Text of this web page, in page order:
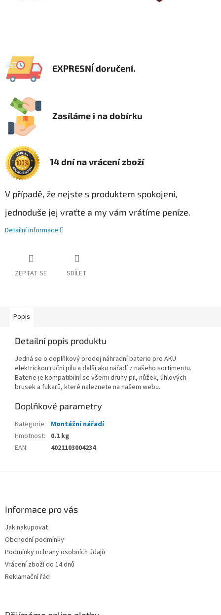
EXPRESNÍ doručení.
Zasíláme i na dobírku
14 dní na vrácení zboží
V případě, že nejste s produktem spokojeni,
jednoduše jej vraťte a my vám vrátíme peníze.
Detailní informace
ZEPTAT SE SDÍLET
Popis
Detailní popis produktu
Jedná se o doplňkový prodej náhradní baterie pro AKU
elektrickou ruční pilu a další aku nářadí z našeho sortimentu.
Baterie je kompatibilní se všemi druhy pil, nůžek, úhlových
brusek a fukarů, které naleznete na našem webu.
Doplňkové parametry
Kategorie: Montážní nářadí
Hmotnost:
0.1 kg
EAN: 4021103004234
Informace pro vás
Jak nakupovat
Obchodní podmínky
Podmínky ochrany osobních údajů
Vrácení zboží do 14 dnů
Reklamační řád